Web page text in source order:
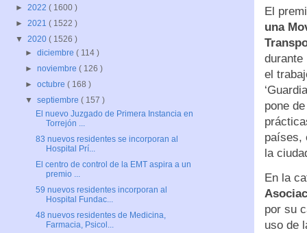
El
una
durante
el
pone
países,
la
En la
por su
uso de
► 2022 ( 1600 )
► 2021 ( 1522 )
▼ 2020 ( 1526 )
►diciembre( 114 )
►noviembre( 126 )
►octubre( 168 )
▼septiembre( 157 )
El nuevo Juzgado de Primera Instancia en
Torrejón ...
83 nuevos residentes se incorporan al
Hospital Prí...
El centro de control de la EMT aspira a un
premio ...
59 nuevos residentes incorporan al
Hospital Fundac...
48 nuevos residentes de Medicina,
Farmacia, Psicol...